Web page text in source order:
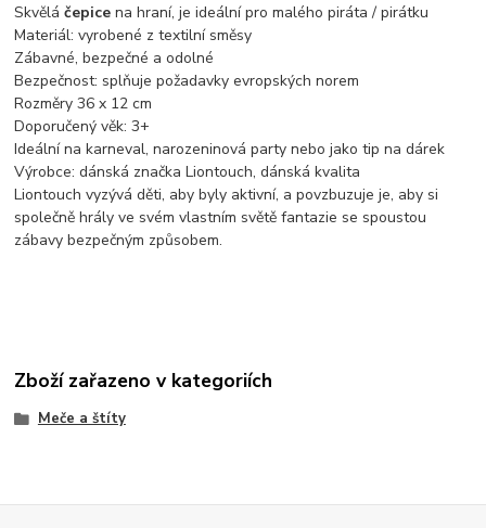
Skvěláčepice na hraní, je ideální pro malého piráta / pirátku
Materiál: vyrobené z textilní směsy
Zábavné, bezpečné a odolné
Bezpečnost: splňuje požadavky evropských norem
Rozměry 36 x 12 cm
Doporučený věk: 3+
Ideální na karneval, narozeninová party nebo jako tip na dárek
Výrobce: dánská značka Liontouch, dánská kvalita
Liontouch vyzývá děti, aby byly aktivní, a povzbuzuje je, aby si
společně hrály ve svém vlastním světě fantazie se spoustou
zábavy bezpečným způsobem.
Zboží zařazeno v kategoriích
Meče a štíty